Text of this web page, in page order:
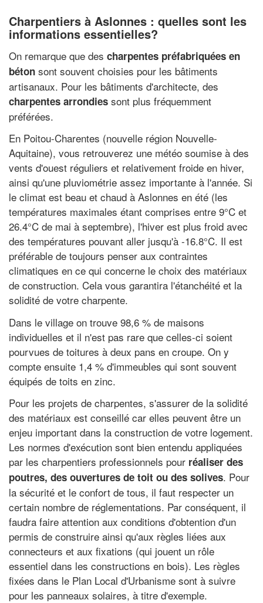
Charpentiers à Aslonnes : quelles sont les
informations essentielles?
On remarque que des charpentes préfabriquées en
béton sont souvent choisies pour les bâtiments
artisanaux. Pour les bâtiments d'architecte, des
charpentes arrondies sont plus fréquemment
préférées.
En Poitou-Charentes (nouvelle région Nouvelle-
Aquitaine), vous retrouverez une météo soumise à des
vents d'ouest réguliers et relativement froide en hiver,
ainsi qu'une pluviométrie assez importante à l'année. Si
le climat est beau et chaud à Aslonnes en été (les
températures maximales étant comprises entre 9°C et
26.4°C de mai à septembre), l'hiver est plus froid avec
des températures pouvant aller jusqu'à -16.8°C. Il est
préférable de toujours penser aux contraintes
climatiques en ce qui concerne le choix des matériaux
de construction. Cela vous garantira l'étanchéité et la
solidité de votre charpente.
Dans le village on trouve 98,6 % de maisons
individuelles et il n'est pas rare que celles-ci soient
pourvues de toitures à deux pans en croupe. On y
compte ensuite 1,4 % d'immeubles qui sont souvent
équipés de toits en zinc.
Pour les projets de charpentes, s'assurer de la solidité
des matériaux est conseillé car elles peuvent être un
enjeu important dans la construction de votre logement.
Les normes d'exécution sont bien entendu appliquées
par les charpentiers professionnels pour réaliser des
poutres, des ouvertures de toit ou des solives. Pour
la sécurité et le confort de tous, il faut respecter un
certain nombre de réglementations. Par conséquent, il
faudra faire attention aux conditions d'obtention d'un
permis de construire ainsi qu'aux règles liées aux
connecteurs et aux fixations (qui jouent un rôle
essentiel dans les constructions en bois). Les règles
fixées dans le Plan Local d'Urbanisme sont à suivre
pour les panneaux solaires, à titre d'exemple.